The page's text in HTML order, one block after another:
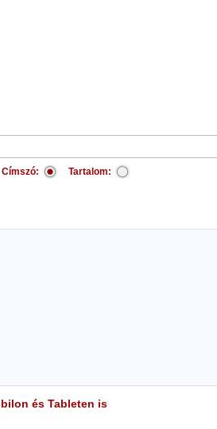
Címszó: Tartalom:
és Tableten is